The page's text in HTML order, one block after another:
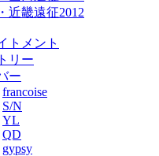
近畿遠征2012
トメント
リー
ー
francoise
S/N
YL
QD
gypsy